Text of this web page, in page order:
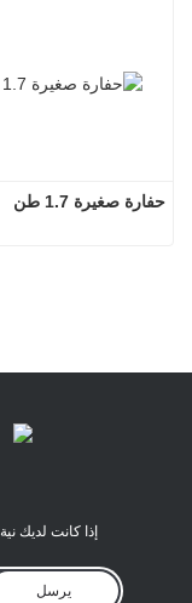
حفارة صغيرة 1.7 طن
إذا كانت لديك
يرسل